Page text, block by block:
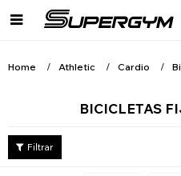

Home Athletic Cardio
BICICLETAS